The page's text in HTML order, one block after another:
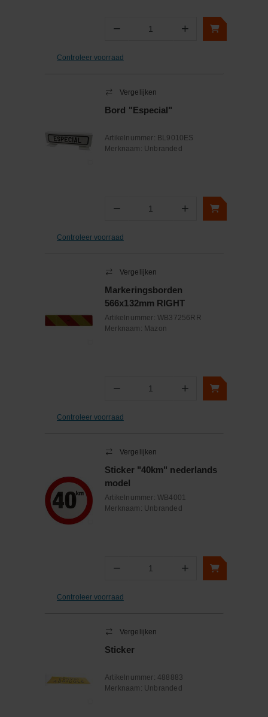
− Aantal +
Controleer voorraad
Vergelijken
Bord "Especial"
Artikelnummer: BL9010ES
Merknaam: Unbranded
− Aantal +
Controleer voorraad
Vergelijken
Markeringsborden
566x132mm RIGHT
Artikelnummer: WB37256RR
Merknaam: Mazon
− Aantal +
Controleer voorraad
Vergelijken
Sticker "40km" nederlands
model
Artikelnummer: WB4001
Merknaam: Unbranded
− Aantal +
Controleer voorraad
Vergelijken
Sticker
Artikelnummer: 488883
Merknaam: Unbranded